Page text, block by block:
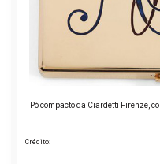
Pó compacto da Ciardetti Firenze,
Crédito: